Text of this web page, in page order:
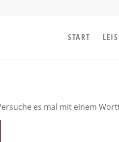
START
es mal mit einem